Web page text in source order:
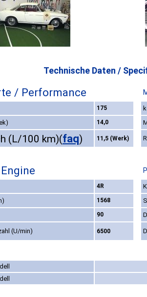
Technische Daten /
/ Performance
175
14,0
(L/100 km)(faq) 11,5 (Werk)
4R
1568
90
(U/min) 6500